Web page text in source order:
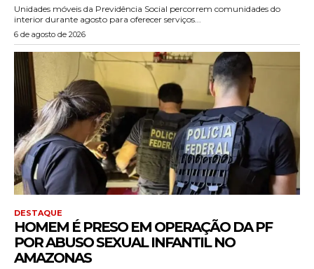
Unidades móveis da Previdência Social percorrem comunidades do
interior durante agosto para oferecer serviços...
6 de agosto de 2026
DESTAQUE
HOMEM É PRESO EM OPERAÇÃO DA PF
POR ABUSO SEXUAL INFANTIL NO
AMAZONAS